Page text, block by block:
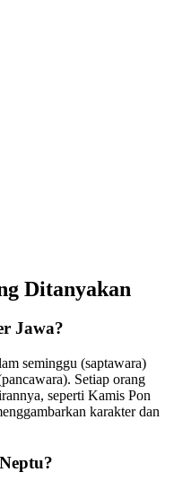
Ditanyakan
Jawa?
seminggu (saptawara)
Setiap orang
seperti Kamis Pon
karakter dan